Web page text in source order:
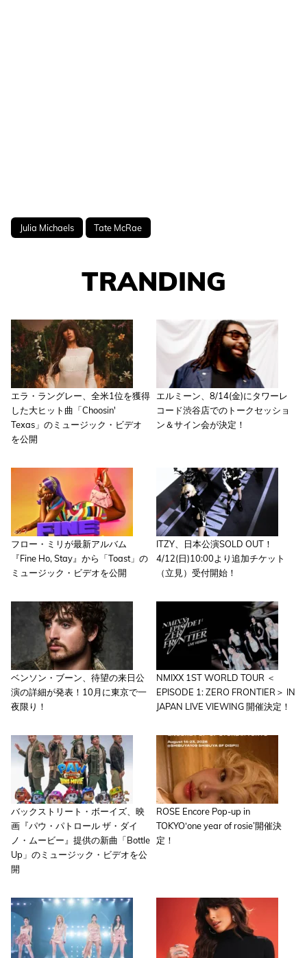
Julia Michaels Tate McRae
TRANDING
エラ・ラングレー、全米1位を獲得
した大ヒット曲「Choosin'
Texas」のミュージック・ビデオ
を公開
エルミーン、8/14(金)にタワーレ
コード渋谷店でのトークセッショ
ン＆サイン会が決定！
フロー・ミリが最新アルバム
『Fine Ho, Stay』から「Toast」の
ミュージック・ビデオを公開
ITZY、日本公演SOLD OUT！
4/12(日)10:00より追加チケット
（立見）受付開始！
ベンソン・ブーン、待望の来日公
演の詳細が発表！10月に東京で一
夜限り！
NMIXX 1ST WORLD TOUR ＜
EPISODE 1: ZERO FRONTIER＞ IN
JAPAN LIVE VIEWING 開催決定！
バックストリート・ボーイズ、映
画『パウ・パトロール ザ・ダイ
ノ・ムービー』提供の新曲「Bottle
Up」のミュージック・ビデオを公
開
ROSE Encore Pop-up in
TOKYO‘one year of rosie’開催決
定！